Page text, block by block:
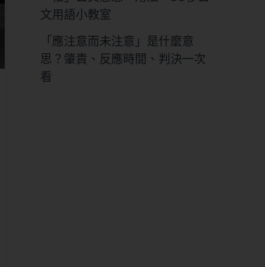
文用語小教室
「應注意而未注意」是什麼意
思？肇責、反應時間、判決一次
看